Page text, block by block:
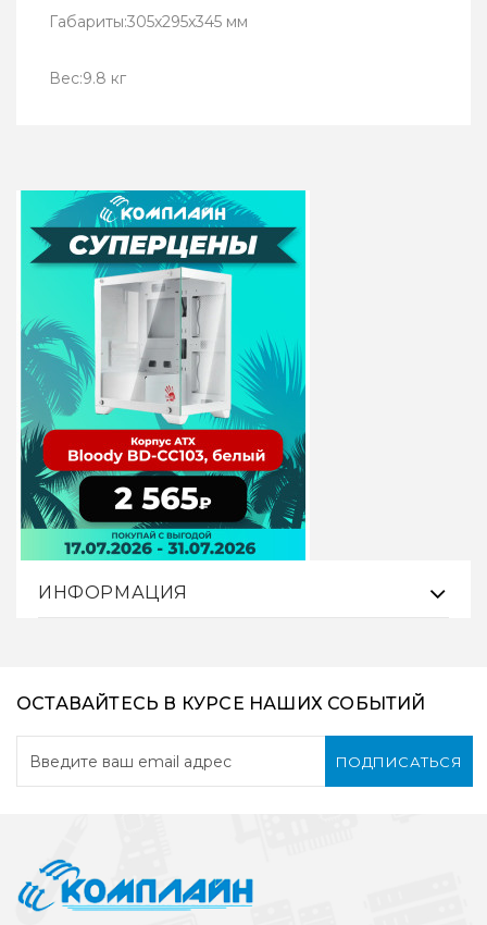
Габариты:305x295x345 мм
Вес:9.8 кг
ИНФОРМАЦИЯ
ОСТАВАЙТЕСЬ В КУРСЕ НАШИХ СОБЫТИЙ
ПОДПИСАТЬСЯ